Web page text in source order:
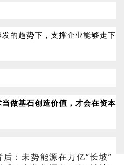
的趋势下，支撑企业能够走下
做基石创造价值，才会在资本